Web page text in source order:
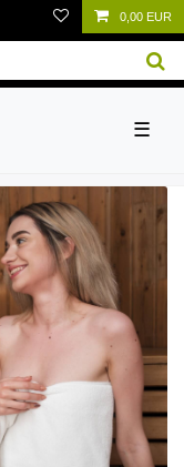
0,00 EUR
☰